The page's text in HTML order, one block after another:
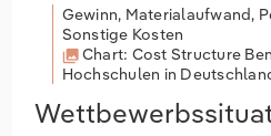
Gewinn, Materialaufwand,
Sonstige Kosten
Chart: Cost Structure
Hochschulen in